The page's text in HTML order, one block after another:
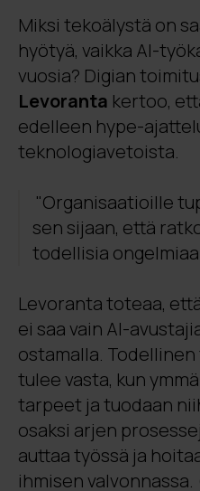
eikä vain
Söderberg &
rutiininomaista ja
käsittelyä Digian
ratkaisulla.
Söderberg &
tarkkuudella.
tehokkuutta 60
valtavasti
mahdollisuuden
Tekoälyn
tehostanut
henkilöstön
hyvinvointia
tehtäviä.
vapautuminen
laadukkaamman
palvelun
Miksi tekoälystä on
hyötyä, vaikka AI-
vuosia? Digian
Levoranta kertoo,
edelleen hype-
teknologiavetoista.
"Organisaatioille
sen sijaan, että
todellisia
Levoranta toteaa,
ei saa vain AI-
ostamalla.
tulee vasta, kun
tarpeet ja tuodaan
osaksi arjen
auttaa työssä ja
ihmisen valvonnassa.